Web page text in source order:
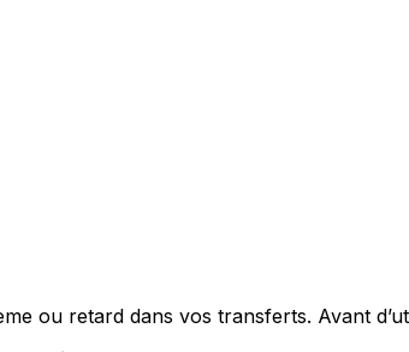
ou retard dans vos transferts. Avant